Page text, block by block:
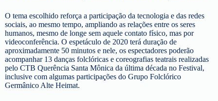
O tema escolhido reforça a participação da tecnologia e das redes
sociais, ao mesmo tempo, ampliando as relações entre os seres
humanos, mesmo de longe sem aquele contato físico, mas por
videoconferência. O espetáculo de 2020 terá duração de
aproximadamente 50 minutos e nele, os espectadores poderão
acompanhar 13 danças folclóricas e coreografias teatrais realizadas
pelo CTB Querência Santa Mônica da última década no Festival,
inclusive com algumas participações do Grupo Folclórico
Germânico Alte Heimat.